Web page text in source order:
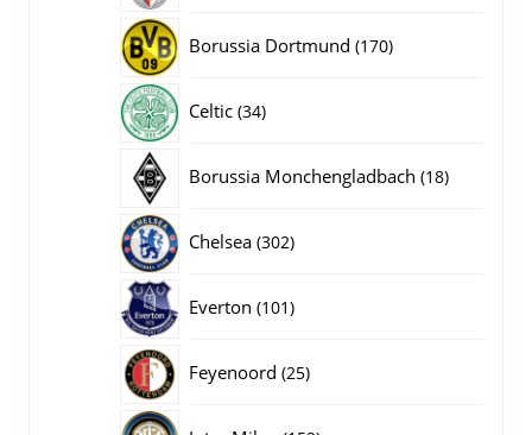
Borussia Dortmund 170170
Celtic 3434
Borussia Monchengladbach 1818
Chelsea 302302
Everton 101101
Feyenoord 2525